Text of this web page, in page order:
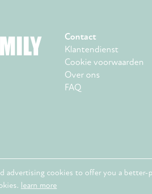
Contact
Klantendienst
Cookie voorwaarden
Over ons
FAQ
advertising cookies to offer you a
learn more